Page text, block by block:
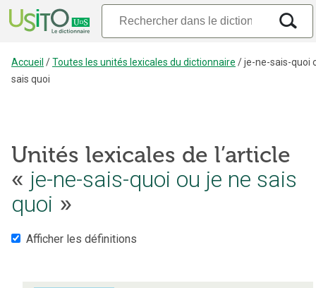
Accueil /Toutes les unités lexicales du dictionnaire /je-ne-sais-quoi
sais quoi
Unités lexicales de l’article
« je-ne-sais-quoi ou je ne sais
quoi »
Afficher les définitions